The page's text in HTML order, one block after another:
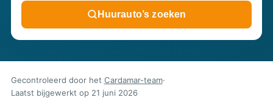
Huurauto’s zoeken
Gecontroleerd door het Cardamar-team·
Laatst bijgewerkt op 21 juni 2026